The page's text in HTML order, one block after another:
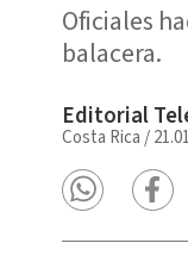
Oficiales
balacera.
Editorial
Costa Rica /